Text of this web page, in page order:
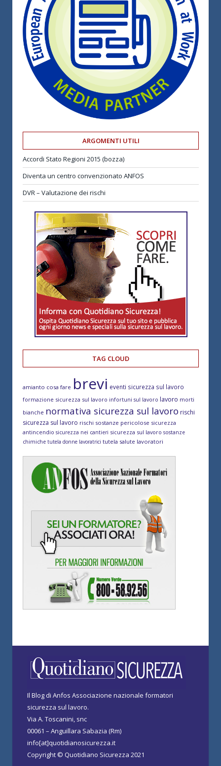
ARGOMENTI UTILI
Accordi Stato Regioni 2015 (bozza)
Diventa un centro convenzionato ANFOS
DVR – Valutazione dei rischi
TAG CLOUD
amianto cosa fare brevi eventi sicurezza sul lavoro
formazione sicurezza sul lavoro infortuni sul lavoro lavoro morti
bianche normativa sicurezza sul lavoro rischi
sicurezza sul lavoro rischi sostanze pericolose sicurezza
antincendio sicurezza nei cantieri sicurezza sul lavoro sostanze
chimiche tutela donne lavoratrici tutela salute lavoratori
Il Blog di Anfos Associazione nazionale formatori
sicurezza sul lavoro.
Via A. Toscanini, snc
00061 – Anguillara Sabazia (Rm)
info[at]quotidianosicurezza.it
Copyright © Quotidiano Sicurezza 2021